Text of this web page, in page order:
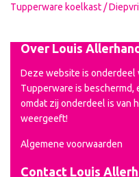
Tupperware koelkast /
Over Louis
Deze website is onderdeel
Tupperware is
omdat zij onderdeel is van
weergeeft!
Algemene voorwaarden
Contact Louis